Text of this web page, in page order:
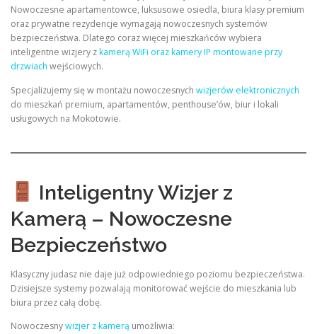
Nowoczesne apartamentowce, luksusowe osiedla, biura klasy premium
oraz prywatne rezydencje wymagają nowoczesnych systemów
bezpieczeństwa. Dlatego coraz więcej mieszkańców wybiera
inteligentne wizjery zkamerą WiFi oraz kamery IP montowane przy
drzwiach wejściowych.
Specjalizujemy się w montażu nowoczesnych wizjerów elektronicznych
do mieszkań premium, apartamentów, penthouse’ów, biur i lokali
usługowych na Mokotowie.
Inteligentny Wizjer z
Kamerą – Nowoczesne
Bezpieczeństwo
Klasyczny judasz nie daje już odpowiedniego poziomu bezpieczeństwa.
Dzisiejsze systemy pozwalają monitorować wejście do mieszkania lub
biura przez całą dobę.
Nowoczesnywizjer z kamerą umożliwia: